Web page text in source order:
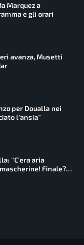
Marquez a
e gli orari
avanza, Musetti
per Doualla nei
l’ansia”
“C’era aria
Finale?